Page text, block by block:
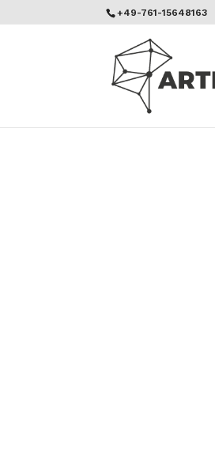
+49-761-15648163